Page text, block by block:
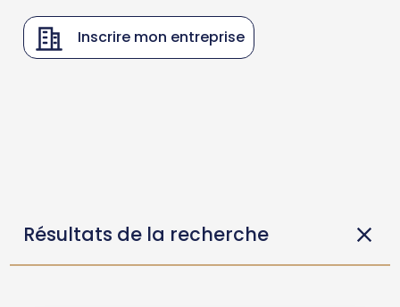
Inscrire mon entreprise
Résultats de la recherche